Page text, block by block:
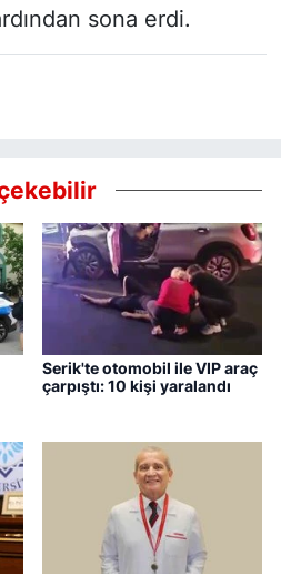
sona erdi.
Serik'te otomobil ile VIP araç
çarpıştı: 10 kişi yaralandı